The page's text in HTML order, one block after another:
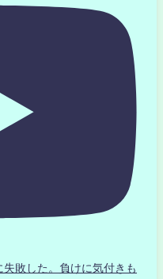
敗した。負けに気付きも